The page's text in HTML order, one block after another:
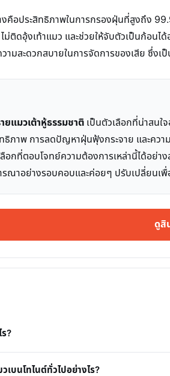
คือประสิทธิภาพในการกรองฝุ่นที่สูงถึง
ติดอุ้งเท้าแมว และช่วยให้จับตัวเป็นก้อนไ
มสะดวกสบายในการจัดการของเสีย ซึ่ง
แมวเต้าหู้ธรรมชาติ เป็นตัวเลือกที่น่าสน
ภาพ การลดปัญหาฝุ่นฟุ้งกระจาย และคว
อกที่ตอบโจทย์ความต้องการเหล่านี้ได้อย่
ณาอย่างรอบคอบและค่อยๆ ปรับเปลี่ยนเพื่
ดูสิ
?
บนโทไนต์ทั่วไปอย่างไร?